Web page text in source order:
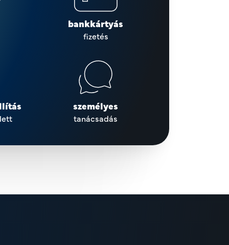
bankkártyás
fizetés
személyes
tanácsadás